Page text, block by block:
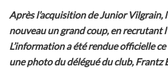
Après l’acquisition de Junior Vilgrain,
nouveau un grand coup, en recrutant
L’information a été rendue officielle
une photo du délégué du club, Frantz